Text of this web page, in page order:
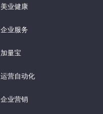
美业健康
企业服务
加量宝
运营自动化
企业营销